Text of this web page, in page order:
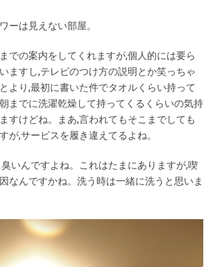
ーは見えない部屋。
での案内をしてくれますが,個人的には要ら
ますし,テレビのつけ方の説明とか笑っちゃ
より,最初に書いた件でタオルくらい持って
までに洗濯乾燥して持ってくるくらいの気持
すけどね。まあ,言われてもそこまでしても
が,サービスを履き違えてるよね。
いんですよね。これはたまにありますが,喫
なんですかね。洗う時は一緒に洗うと思いま